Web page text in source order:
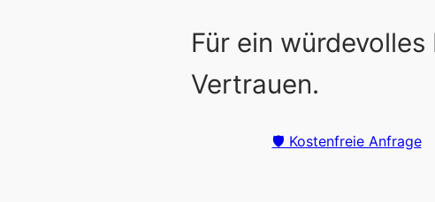
Für ein
Vertrauen.
🛡️ Kostenfreie Anfrage